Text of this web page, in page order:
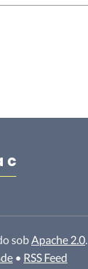
sobApache 2.0.
• RSS Feed